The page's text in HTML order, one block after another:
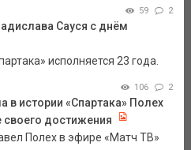
59 2
Сауся с днём
исполняется 23 года.
106 2
истории «Спартака» Полех
достижения
Полех в эфире «Матч ТВ»